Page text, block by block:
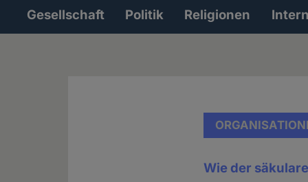
Hauptnavigation
Gesellschaft Politik Religionen
Wie der